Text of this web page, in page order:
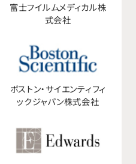
富士フイルムメディカル株
式会社
ボストン・サイエンティフィ
ックジャパン株式会社